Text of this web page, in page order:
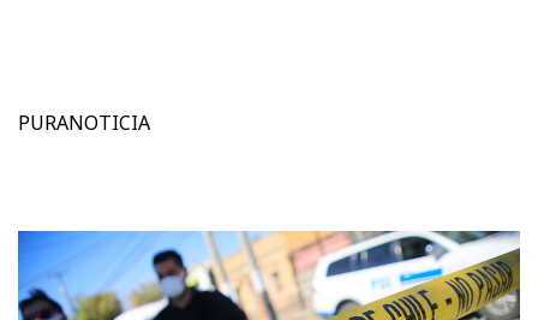
PURANOTICIA